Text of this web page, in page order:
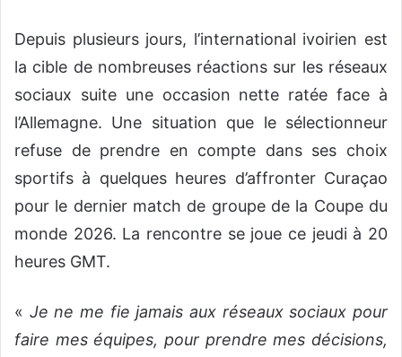
Depuis plusieurs jours, l’international ivoirien est
la cible de nombreuses réactions sur les réseaux
sociaux suite une occasion nette ratée face à
l’Allemagne. Une situation que le sélectionneur
refuse de prendre en compte dans ses choix
sportifs à quelques heures d’affronter Curaçao
pour le dernier match de groupe de la Coupe du
monde 2026. La rencontre se joue ce jeudi à 20
heures GMT.
« Je ne me fie jamais aux réseaux sociaux pour
faire mes équipes, pour prendre mes décisions,